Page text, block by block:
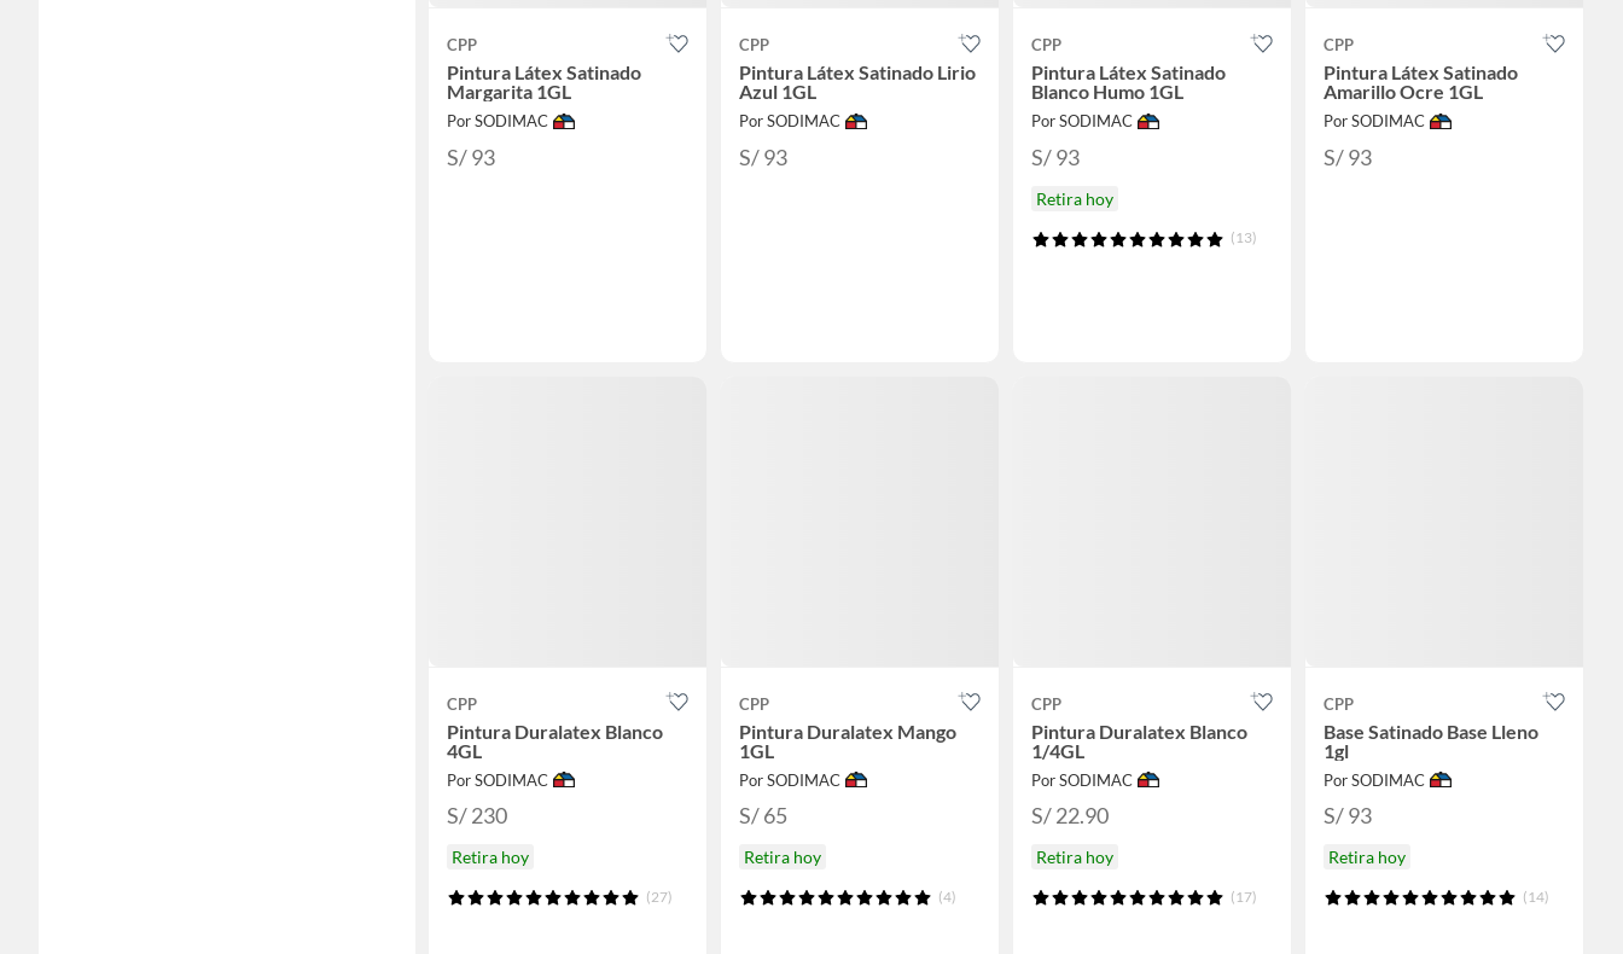
CPP
Pintura Látex Satinado
Margarita 1GL
Por SODIMAC
S/ 93
CPP
Pintura Látex Satinado Lirio
Azul 1GL
Por SODIMAC
S/ 93
CPP
Pintura Látex Satinado
Blanco Humo 1GL
Por SODIMAC
S/ 93
Retira hoy
(13)
CPP
Pintura Látex Satinado
Amarillo Ocre 1GL
Por SODIMAC
S/ 93
CPP
Pintura Duralatex Blanco
4GL
Por SODIMAC
S/ 230
Retira hoy
(27)
CPP
Pintura Duralatex Mango
1GL
Por SODIMAC
S/ 65
Retira hoy
(4)
CPP
Pintura Duralatex Blanco
1/4GL
Por SODIMAC
S/ 22.90
Retira hoy
(17)
CPP
Base Satinado Base Lleno
1gl
Por SODIMAC
S/ 93
Retira hoy
(14)